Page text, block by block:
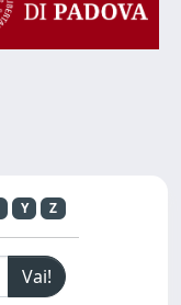
Y Z